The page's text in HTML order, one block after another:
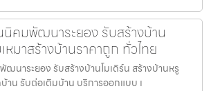
นิคมพัฒนาระยอง รับสร้างบ้าน
มาสร้างบ้านราคาถูก ทั่วไทย
ฒนาระยอง รับสร้างบ้านโมเดิร์น สร้างบ้านหรู
บ้าน รับต่อเติมบ้าน บริการออกแบบ เ